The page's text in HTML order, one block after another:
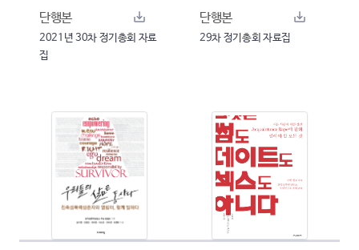
단행본
2021년 30차 정기총회 자료
집
단행본
29차 정기총회 자료집